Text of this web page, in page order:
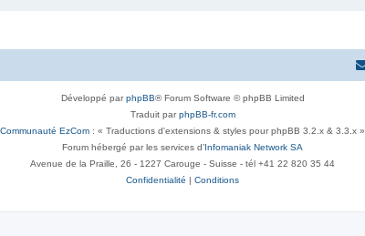
Développé parphpBB® Forum Software © phpBB Limited
Traduit parphpBB-fr.com
Communauté EzCom : « Traductions d'extensions & styles pour phpBB 3.2.x & 3.3.x »
Forum hébergé par les services d’Infomaniak Network SA
Avenue de la Praille, 26 - 1227 Carouge - Suisse - tél +41 22 820 35 44
Confidentialité | Conditions